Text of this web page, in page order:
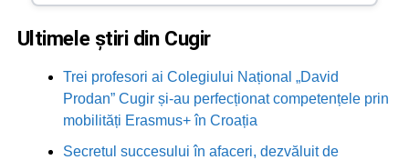
Ultimele știri din Cugir
Trei profesori ai Colegiului Național „David
Prodan” Cugir și-au perfecționat competențele prin
mobilități Erasmus+ în Croația
Secretul succesului în afaceri, dezvăluit de